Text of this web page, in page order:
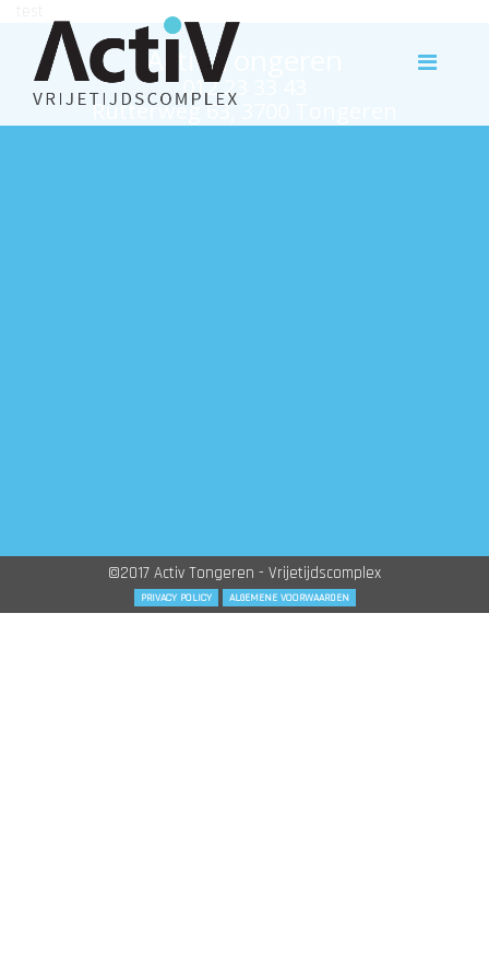
Activ Tongeren
012 23 33 43
Rutterweg 63, 3700 Tongeren
©2017 Activ Tongeren - Vrijetijdscomplex
PRIVACY POLICY ALGEMENE VOORWAARDEN